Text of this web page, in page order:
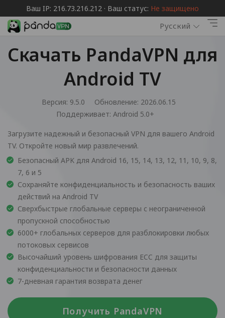
Ваш IP: 216.73.216.212 · Ваш статус: Не защищено
Русский
Скачать PandaVPN для
Android TV
Версия: 9.5.0
Обновление: 2026.06.15
Поддерживает: Android 5.0+
Загрузите надежный и безопасный VPN для вашего Android
TV. Откройте новый мир развлечений.
Безопасный APK для Android 16, 15, 14, 13, 12, 11, 10, 9, 8,
7, 6 и 5
Сохраняйте конфиденциальность и безопасность ваших
действий на Android TV
Сверхбыстрые глобальные серверы с неограниченной
пропускной способностью
6000+ глобальных серверов для разблокировки любых
потоковых сервисов
Высочайший уровень шифрования ECC для защиты
конфиденциальности и безопасности данных
7-дневная гарантия возврата денег
Получить PandaVPN